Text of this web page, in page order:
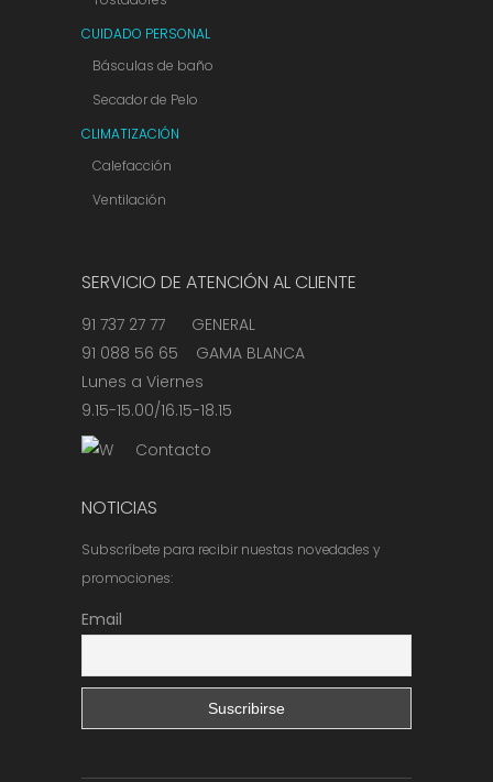
CUIDADO PERSONAL
Básculas de baño
Secador de Pelo
CLIMATIZACIÓN
Calefacción
Ventilación
SERVICIO DE ATENCIÓN AL CLIENTE
91 737 27 77 GENERAL
91 088 56 65 GAMA BLANCA
Lunes a Viernes
9.15-15.00/16.15-18.15
Contacto
NOTICIAS
Subscríbete para recibir nuestas novedades y
promociones:
Email